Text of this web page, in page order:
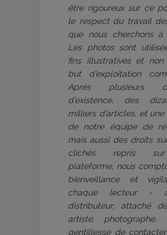
être rigoureux sur ce
le respect du travail
que nous cherchons à
Les photos sont
fins illustratives et
but d’exploitation
Après plusieurs
d’existence, des
milliers d’articles, et
de notre équipe de
mais aussi des droits
clichés repris
plateforme, nous
bienveillance et
chaque lecteur -
distributeur, attaché
artiste,
gentillesse de contacter